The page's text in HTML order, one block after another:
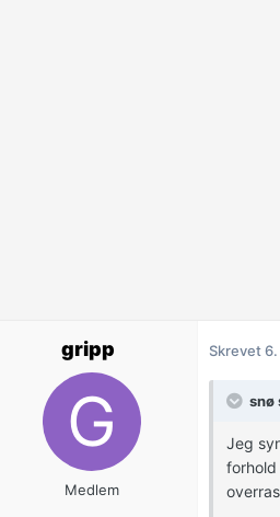
gripp
Medlem
Skrevet
snø
Jeg
forhold